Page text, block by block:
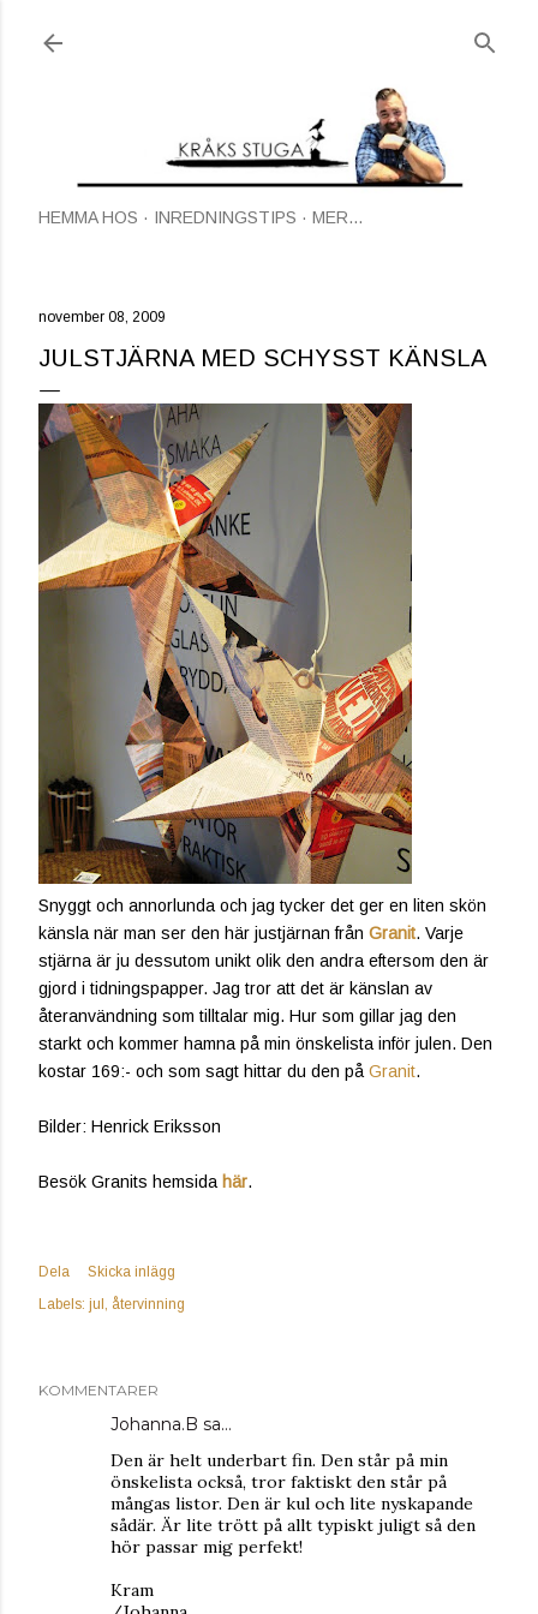
HEMMA HOS INREDNINGSTIPS MER…
november 08, 2009
JULSTJÄRNA MED SCHYSST KÄNSLA
Snyggt och annorlunda och jag tycker det ger en liten skön
känsla när man ser den här justjärnan från Granit. Varje
stjärna är ju dessutom unikt olik den andra eftersom den är
gjord i tidningspapper. Jag tror att det är känslan av
återanvändning som tilltalar mig. Hur som gillar jag den
starkt och kommer hamna på min önskelista inför julen. Den
kostar 169:- och som sagt hittar du den på Granit.
Bilder: Henrick Eriksson
Besök Granits hemsida här.
Dela
Skicka inlägg
Labels: jul återvinning
KOMMENTARER
Johanna.B sa…
Den är helt underbart fin. Den står på min
önskelista också, tror faktiskt den står på
mångas listor. Den är kul och lite nyskapande
sådär. Är lite trött på allt typiskt juligt så den
hör passar mig perfekt!
Kram